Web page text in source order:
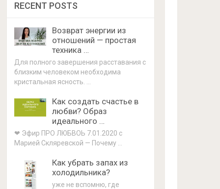
RECENT POSTS
Возврат энергии из
отношений — простая
техника …
Для полного завершения расставания с
близким человеком необходима
кристальная ясность. …
Как создать счастье в
любви? Образ
идеального …
❤ Эфир ПРО ЛЮБВОЬ 7.01.2020 с
Марией Скляревской — Почему …
Как убрать запах из
холодильника?
уже не вспомню, где